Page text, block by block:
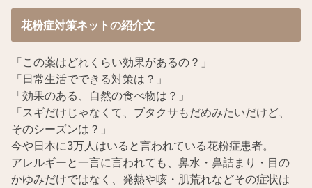
花粉症対策ネットの紹介文
「この薬はどれくらい効果があるの？」
「日常生活でできる対策は？」
「効果のある、自然の食べ物は？」
「スギだけじゃなくて、ブタクサもだめみたいだけど、
そのシーズンは？」
今や日本に3万人はいると言われている花粉症患者。
アレルギーと一言に言われても、鼻水・鼻詰まり・目の
かゆみだけではなく、発熱や咳・肌荒れなどその症状は